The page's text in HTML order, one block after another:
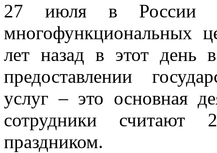
27 июля в России
многофункциональных
лет назад в этот день
предоставлении
услуг – это основная
сотрудники
праздником.